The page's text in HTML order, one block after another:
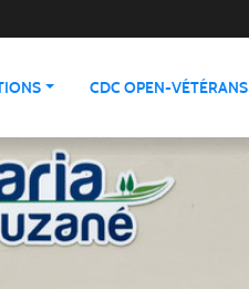
CDC OPEN-VÉTÉRANS